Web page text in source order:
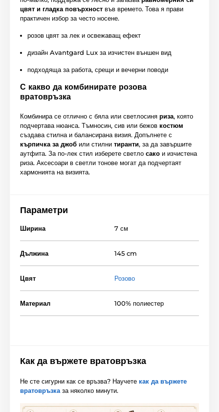
цвят и гладка повърхност във времето. Това я прави
практичен избор за често носене.
розов цвят за лек и освежаващ ефект
дизайн Avantgard Lux за изчистен външен вид
подходяща за работа, срещи и вечерни поводи
С какво да комбинирате розова
вратовръзка
Комбинира се отлично с бяла или светлосиня риза, която
подчертава нюанса. Тъмносин, сив или бежов костюм
създава стилна и балансирана визия. Допълнете с
кърпичка за джоб или стилни тиранти, за да завършите
аутфита. За по-лек стил изберете светло сако и изчистена
риза. Аксесоари в светли тонове могат да подчертаят
хармонията на визията.
Параметри
Ширина 7 см
Дължина 145 cm
Цвят Розово
Материал 100% полиестер
Как да вържете вратовръзка
Не сте сигурни как се връзва? Научете как да вържете
вратовръзка за няколко минути.